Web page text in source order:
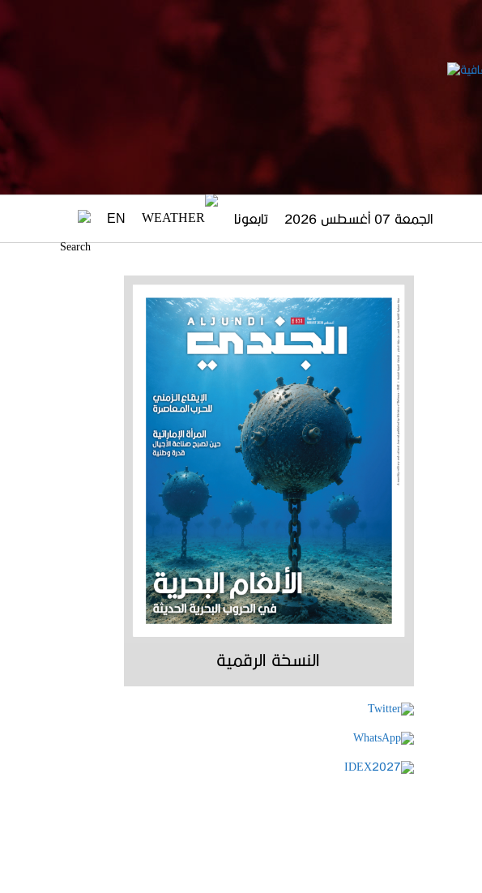
الجمعة 07 أغسطس 2026 تابعونا EN
النسخة الرقمية